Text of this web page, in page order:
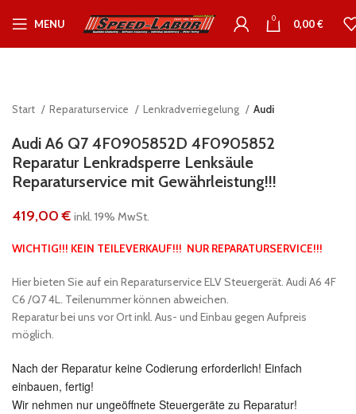
MENU 0 0,00€
Start Reparaturservice Lenkradverriegelung Audi
Audi A6 Q7 4F0905852D 4F0905852
Reparatur Lenkradsperre Lenksäule
Reparaturservice mit Gewährleistung!!!
419,00€ inkl. 19% MwSt.
WICHTIG!!! KEIN TEILEVERKAUF!!! NUR REPARATURSERVICE!!!
Hier bieten Sie auf ein Reparaturservice ELV Steuergerät. Audi A6 4F
C6 /Q7 4L. Teilenummer können abweichen.
Reparatur bei uns vor Ort inkl. Aus- und Einbau gegen Aufpreis
möglich.
Nach der Reparatur keine Codierung erforderlich! Einfach
einbauen, fertig!
Wir nehmen nur ungeöffnete Steuergeräte zu Reparatur!